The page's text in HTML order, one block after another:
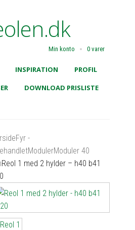
Min konto 0 varer
INSPIRATION
PROFIL
DOWNLOAD PRISLISTE
Fyr -
ModulerModuler 40
Reol 1 med 2 hylder – h40 b41